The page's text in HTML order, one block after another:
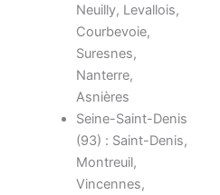
Neuilly, Levallois,
Courbevoie,
Suresnes,
Nanterre,
Asnières
Seine-Saint-Denis
(93) : Saint-Denis,
Montreuil,
Vincennes,